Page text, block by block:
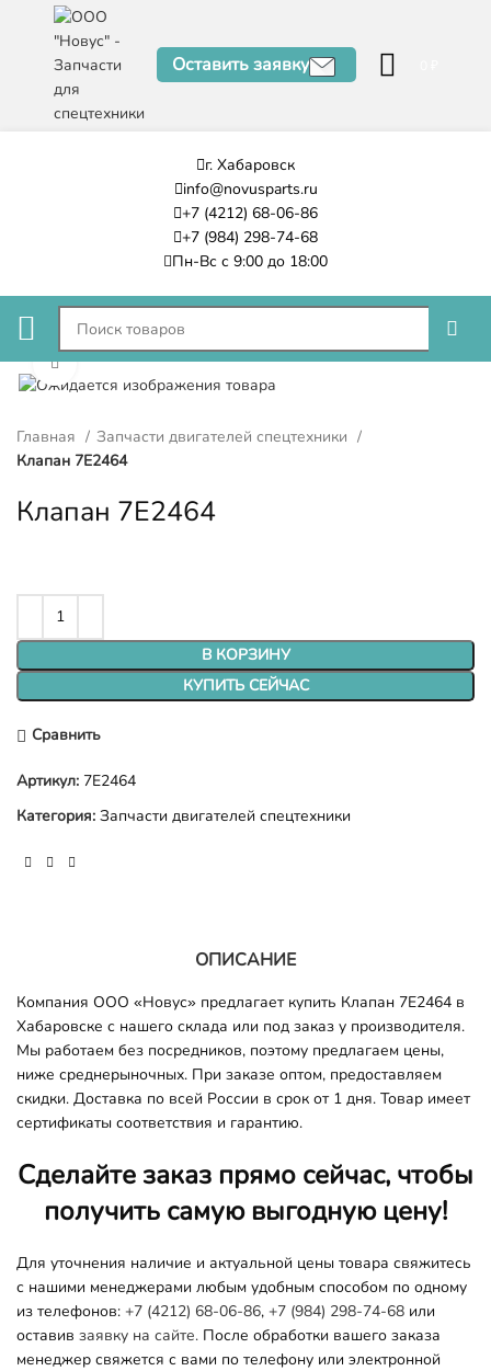
Оставить заявку
г. Хабаровск
info@novusparts.ru
+7 (4212) 68-06-86
+7 (984) 298-74-68
Пн-Вс с 9:00 до 18:00
Нажмите, чтобы увеличить
Главная
Запчасти двигателей спецтехники
Клапан 7E2464
Клапан 7E2464
В КОРЗИНУ
КУПИТЬ СЕЙЧАС
Сравнить
Артикул: 7E2464
Категория: Запчасти двигателей спецтехники
ОПИСАНИЕ
Компания ООО «Новус» предлагает купить Клапан 7E2464 в
Хабаровске с нашего склада или под заказ у производителя.
Мы работаем без посредников, поэтому предлагаем цены,
ниже среднерыночных. При заказе оптом, предоставляем
скидки. Доставка по всей России в срок от 1 дня. Товар имеет
сертификаты соответствия и гарантию.
Сделайте заказ прямо сейчас, чтобы
получить самую выгодную цену!
Для уточнения наличие и актуальной цены товара свяжитесь
с нашими менеджерами любым удобным способом по одному
из телефонов: +7 (4212) 68-06-86, +7 (984) 298-74-68 или
оставив заявку на сайте. После обработки вашего заказа
менеджер свяжется с вами по телефону или электронной